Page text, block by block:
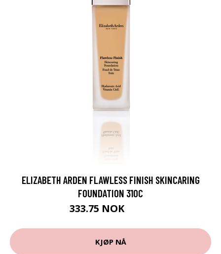
ELIZABETH ARDEN FLAWLESS FINISH SKINCARING
FOUNDATION 310C
333.75 NOK
KJØP NÅ